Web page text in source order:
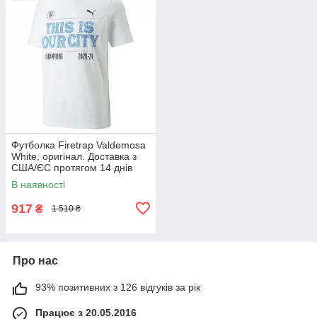
Футболка Firetrap Valdemosa
White, оригінал. Доставка з
США/ЄС протягом 14 днів
В наявності
917 ₴ 1 510 ₴
Про нас
93% позитивних з 126 відгуків за рік
Працює з 20.05.2016